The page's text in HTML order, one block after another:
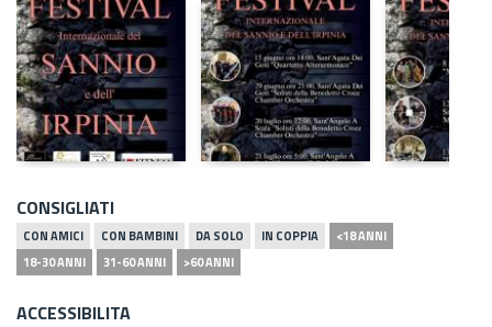
CONSIGLIATI
CON AMICI CON BAMBINI DA SOLO IN COPPIA
<18 ANNI
18-30 ANNI
31-60 ANNI >60 ANNI
ACCESSIBILITA